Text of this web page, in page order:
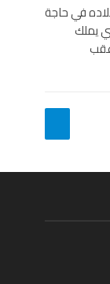
في حاجة
يملك